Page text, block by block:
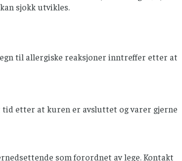
sjokk utvikles.
til allergiske reaksjoner inntreffer etter at
etter at kuren er avsluttet og varer gjerne
som forordnet av lege. Kontakt